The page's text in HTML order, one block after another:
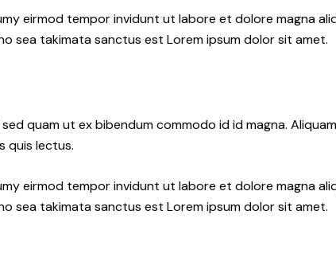
eirmod tempor invidunt ut labore et dolore magna
sea takimata sanctus est Lorem ipsum dolor sit amet.
quam ut ex bibendum commodo id id magna.
quis lectus.
eirmod tempor invidunt ut labore et dolore magna
sea takimata sanctus est Lorem ipsum dolor sit amet.